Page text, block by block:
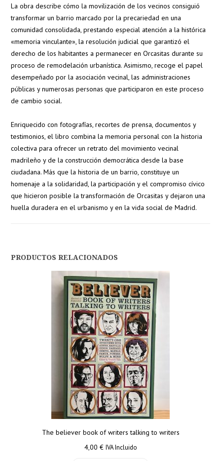
La obra describe cómo la movilización de los vecinos consiguió
transformar un barrio marcado por la precariedad en una
comunidad consolidada, prestando especial atención a la histórica
«memoria vinculante», la resolución judicial que garantizó el
derecho de los habitantes a permanecer en Orcasitas durante su
proceso de remodelación urbanística. Asimismo, recoge el papel
desempeñado por la asociación vecinal, las administraciones
públicas y numerosas personas que participaron en este proceso
de cambio social.
Enriquecido con fotografías, recortes de prensa, documentos y
testimonios, el libro combina la memoria personal con la historia
colectiva para ofrecer un retrato del movimiento vecinal
madrileño y de la construcción democrática desde la base
ciudadana. Más que la historia de un barrio, constituye un
homenaje a la solidaridad, la participación y el compromiso cívico
que hicieron posible la transformación de Orcasitas y dejaron una
huella duradera en el urbanismo y en la vida social de Madrid.
PRODUCTOS RELACIONADOS
The believer book of writers talking to writers
4,00 € IVA Incluido